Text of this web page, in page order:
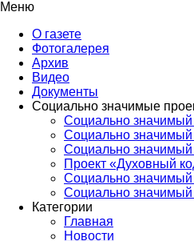
Меню
О газете
Фотогалерея
Архив
Видео
Документы
Социально значимые
Социально значимый
Социально значимый
Социально значимый
Проект «Духовный
Социально значимый
Социально значимый
Категории
Главная
Новости